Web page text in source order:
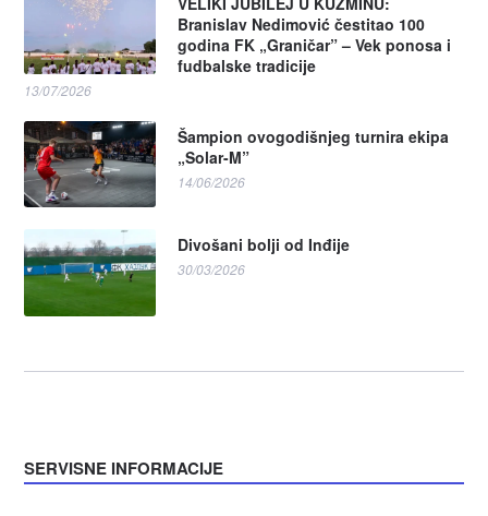
Branislav Nedimović čestitao 100
godina FK „Graničar” – Vek ponosa i
fudbalske tradicije
13/07/2026
Šampion ovogodišnjeg turnira ekipa
„Solar-M”
14/06/2026
Divošani bolji od Inđije
30/03/2026
SERVISNE INFORMACIJE